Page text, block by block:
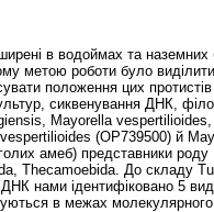
в водоймах та наземних
метою роботи було
положення цих
сиквенування ДНК,
Mayorella
(OP739500) й
амеб) представники
Thecamoebida. До складу
ДНК нами ідентифіковано 5
в межах